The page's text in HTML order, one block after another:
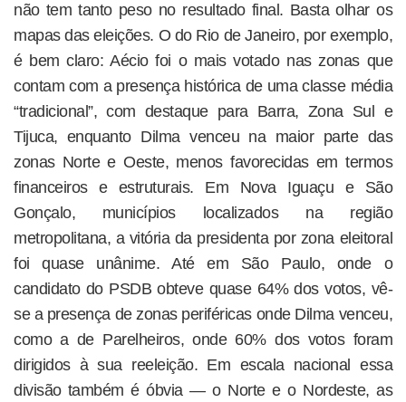
não tem tanto peso no resultado final. Basta olhar os
mapas das eleições. O do Rio de Janeiro, por exemplo,
é bem claro: Aécio foi o mais votado nas zonas que
contam com a presença histórica de uma classe média
“tradicional”, com destaque para Barra, Zona Sul e
Tijuca, enquanto Dilma venceu na maior parte das
zonas Norte e Oeste, menos favorecidas em termos
financeiros e estruturais. Em Nova Iguaçu e São
Gonçalo, municípios localizados na região
metropolitana, a vitória da presidenta por zona eleitoral
foi quase unânime. Até em São Paulo, onde o
candidato do PSDB obteve quase 64% dos votos, vê-
se a presença de zonas periféricas onde Dilma venceu,
como a de Parelheiros, onde 60% dos votos foram
dirigidos à sua reeleição. Em escala nacional essa
divisão também é óbvia — o Norte e o Nordeste, as